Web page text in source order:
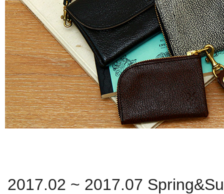
2017.02 ~ 2017.07